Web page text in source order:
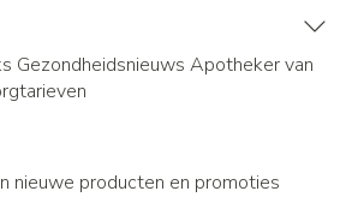
Gezondheidsnieuws Apotheker van
nieuwe producten en promoties